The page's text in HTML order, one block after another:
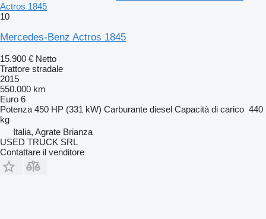
Actros 1845
10
Mercedes-Benz Actros 1845
15.900 € Netto
Trattore stradale
2015
550.000 km
Euro 6
Potenza 450 HP (331 kW) Carburante diesel Capacità di carico 440
kg
Italia, Agrate Brianza
USED TRUCK SRL
Contattare il venditore